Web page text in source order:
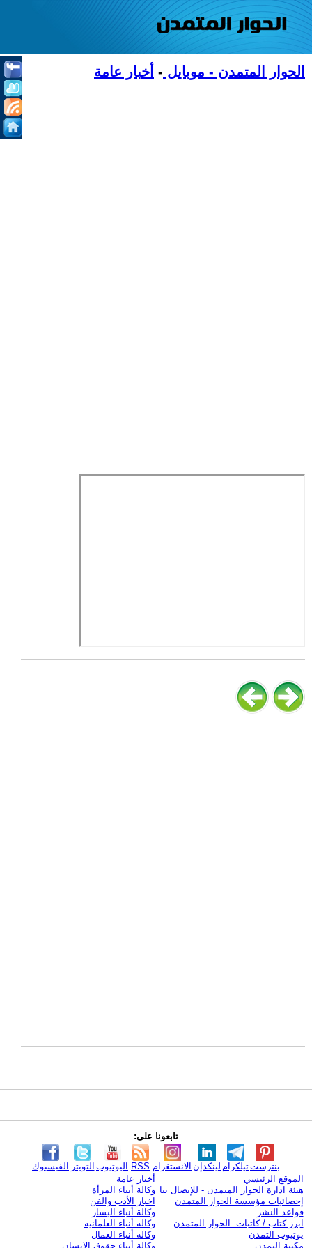
الحوار المتمدن - موبايل - أخبار عامة
تابعونا على:
الفيسبوك التويتر اليوتيوب RSS الانستغرام لينكدإن تيلكرامبنترست
الموقع الرئيسي
هيئة ادارة الحوار المتمدن - للإتصال بنا
إحصائيات مؤسسة الحوار المتمدن
قواعد النشر
ابرز كتاب / كاتبات الحوار المتمدن
يوتيوب التمدن
مكتبة التمدن
أخبار عامة
وكالة أنباء المرأة
اخبار الأدب والفن
وكالة أنباء اليسار
وكالة أنباء العلمانية
وكالة أنباء العمال
وكالة أنباء حقوق الإنسان